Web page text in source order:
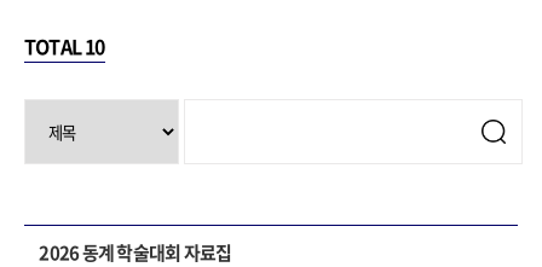
TOTAL10
2026 동계 학술대회 자료집